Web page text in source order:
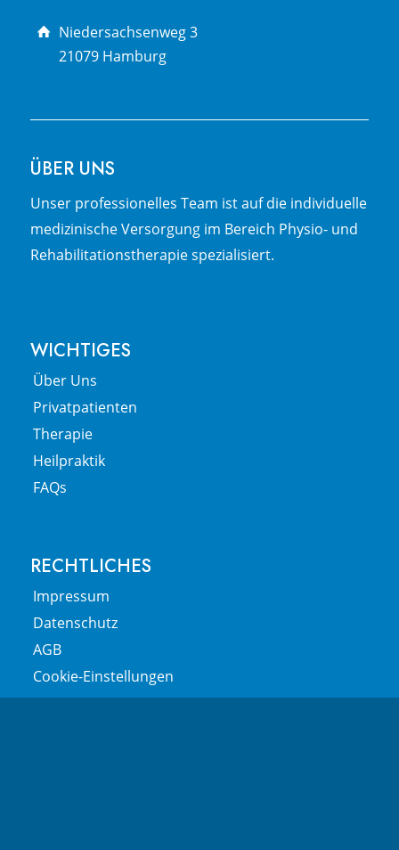
Niedersachsenweg 3
21079 Hamburg
ÜBER UNS
Unser pro­fes­sio­nel­les Team ist auf die in­di­vi­du­el­le
me­di­zi­nische Ver­sor­gung im Be­reich Physio- und
Re­ha­bi­li­­ta­tions­­the­ra­pie spezialisiert.
WICHTIGES
Über Uns
Privatpatienten
Therapie
Heilpraktik
FAQs
RECHTLICHES
Impressum
Datenschutz
AGB
Cookie-Einstellungen